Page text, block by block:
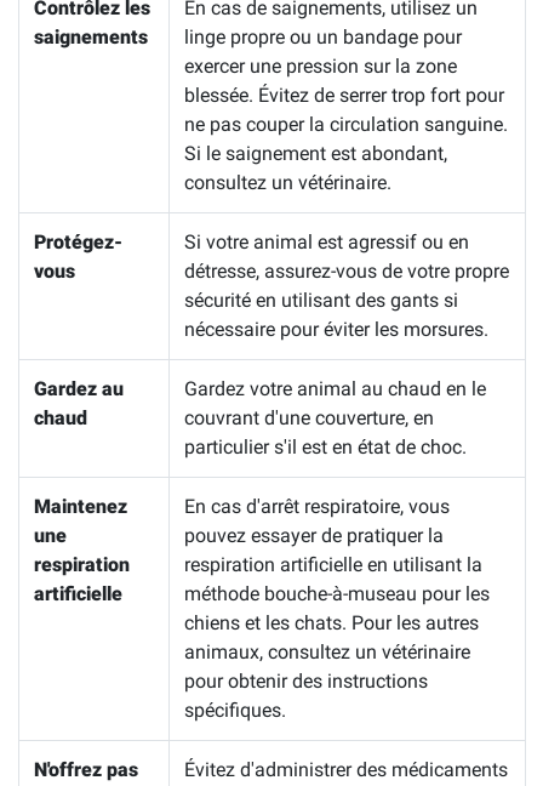
Contrôlez les
saignements
En cas de saignements, utilisez un
linge propre ou un bandage pour
exercer une pression sur la zone
blessée. Évitez de serrer trop fort pour
ne pas couper la circulation sanguine.
Si le saignement est abondant,
consultez un vétérinaire.
Protégez-
vous
Si votre animal est agressif ou en
détresse, assurez-vous de votre propre
sécurité en utilisant des gants si
nécessaire pour éviter les morsures.
Gardez au
chaud
Gardez votre animal au chaud en le
couvrant d'une couverture, en
particulier s'il est en état de choc.
Maintenez
une
respiration
artificielle
En cas d'arrêt respiratoire, vous
pouvez essayer de pratiquer la
respiration artificielle en utilisant la
méthode bouche-à-museau pour les
chiens et les chats. Pour les autres
animaux, consultez un vétérinaire
pour obtenir des instructions
spécifiques.
N'offrez pas
Évitez d'administrer des médicaments